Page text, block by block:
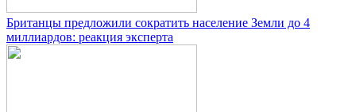
Британцы предложили сократить население Земли до 4
миллиардов: реакция эксперта